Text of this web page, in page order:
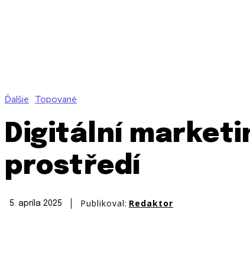
Ďalšie Topované
Digitální
prostředí
5. apríla 2025 Publikoval: Redaktor